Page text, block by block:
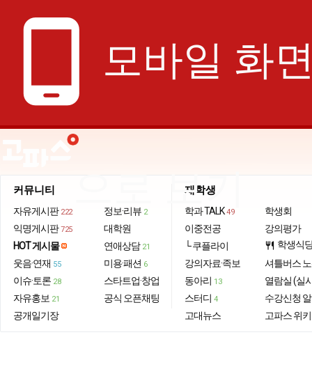
phone_android 모바일 화
으로 보기
커뮤니티
자유게시판 222
익명게시판 725
HOT 게시물
웃음·연재 55
이슈·토론 28
자유홍보 21
공개일기장
정보·리뷰 2
대학원
연애상담 21
미용·패션 6
스타트업·창업
공식 오픈채팅
재학생
학과 TALK 49
이중전공
└ 쿠플라이
강의자료·족보
동아리 13
스터디 4
고대뉴스
학생회
강의평가
restaurant 학생식
셔틀버스
열람실 (실
수강신청
고파스 위키